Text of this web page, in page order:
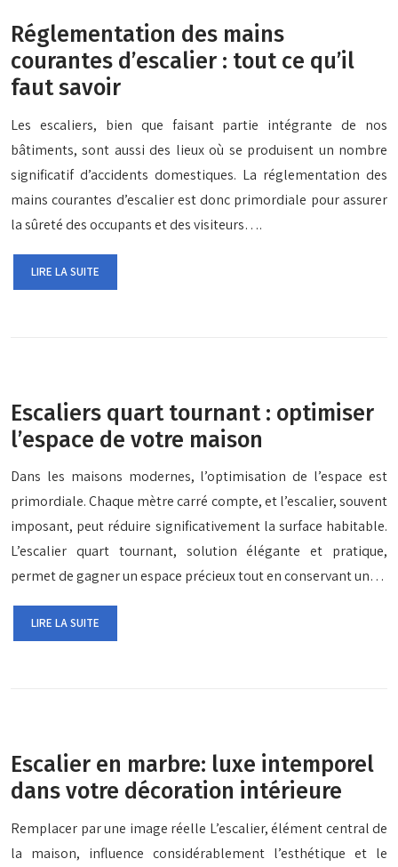
Réglementation des mains
courantes d’escalier : tout ce qu’il
faut savoir
Les escaliers, bien que faisant partie intégrante de nos
bâtiments, sont aussi des lieux où se produisent un nombre
significatif d’accidents domestiques. La réglementation des
mains courantes d’escalier est donc primordiale pour assurer
la sûreté des occupants et des visiteurs….
LIRE LA SUITE
Escaliers quart tournant : optimiser
l’espace de votre maison
Dans les maisons modernes, l’optimisation de l’espace est
primordiale. Chaque mètre carré compte, et l’escalier, souvent
imposant, peut réduire significativement la surface habitable.
L’escalier quart tournant, solution élégante et pratique,
permet de gagner un espace précieux tout en conservant un…
LIRE LA SUITE
Escalier en marbre: luxe intemporel
dans votre décoration intérieure
Remplacer par une image réelle L’escalier, élément central de
la maison, influence considérablement l’esthétique et le